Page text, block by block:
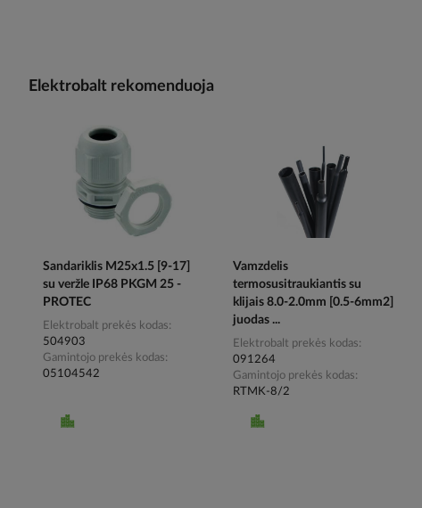
Elektrobalt rekomenduoja
Sandariklis M25x1.5 [9-17]
su veržle IP68 PKGM 25 -
PROTEC
Elektrobalt prekės kodas
504903
Gamintojo prekės kodas
05104542
Vamzdelis
termosusitraukiantis su
klijais 8.0-2.0mm [0.5-6mm2]
juodas ...
Elektrobalt prekės kodas
091264
Gamintojo prekės kodas
RTMK-8/2